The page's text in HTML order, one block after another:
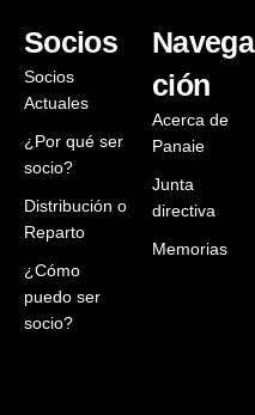
Socios
Socios
Actuales
¿Por qué ser
socio?
Distribución o
Reparto
¿Cómo
puedo ser
socio?
Navega
ción
Acerca de
Panaie
Junta
directiva
Memorias